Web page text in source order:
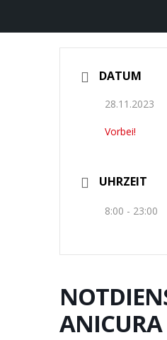
DATUM
28.11.2023
Vorbei!
UHRZEIT
8:00 - 23:00
ANICURA